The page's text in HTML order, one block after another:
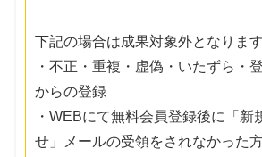
下記の場合は成果対象外となります
・不正・重複・虚偽・いたずら・
からの登録
・WEBにて無料会員登録後に「新
せ」メールの受領をされなかった